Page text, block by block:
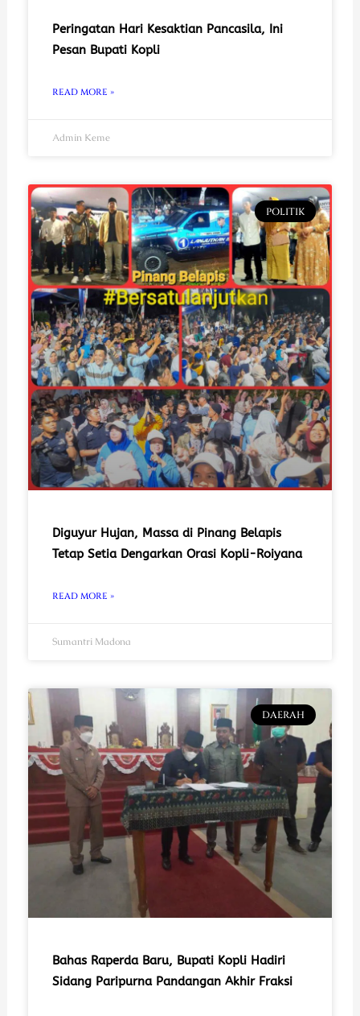
Peringatan Hari Kesaktian Pancasila, Ini
Pesan Bupati Kopli
READ MORE »
Admin Keme
POLITIK
Diguyur Hujan, Massa di Pinang Belapis
Tetap Setia Dengarkan Orasi Kopli-Roiyana
READ MORE »
Sumantri Madona
DAERAH
Bahas Raperda Baru, Bupati Kopli Hadiri
Sidang Paripurna Pandangan Akhir Fraksi